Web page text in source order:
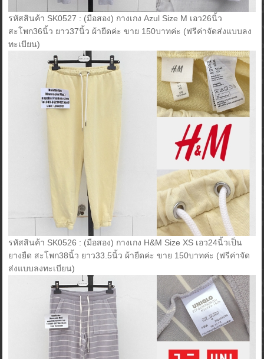
รหัสสินค้า SK0527 : (มือสอง) กางเกง Azul Size M เอว26นิ้ว
สะโพก36นิ้ว ยาว37นิ้ว ผ้ายืดค่ะ ขาย 150บาทค่ะ (ฟรีค่าจัดส่งแบบลง
ทะเบียน)
รหัสสินค้า SK0526 : (มือสอง) กางเกง H&M Size XS เอว24นิ้วเป็น
ยางยืด สะโพก38นิ้ว ยาว33.5นิ้ว ผ้ายืดค่ะ ขาย 150บาทค่ะ (ฟรีค่าจัด
ส่งแบบลงทะเบียน)